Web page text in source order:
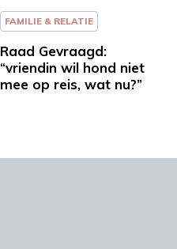
FAMILIE & RELATIE
Raad Gevraagd:
“vriendin wil hond niet
mee op reis, wat nu?”